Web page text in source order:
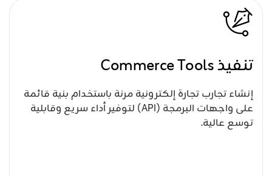
تنفيذ Commerce Tools
إنشاء تجارب تجارة إلكترونية مرنة باستخدام بنية قائمة
على واجهات البرمجة (API) لتوفير أداء سريع وقابلية
توسع عالية.